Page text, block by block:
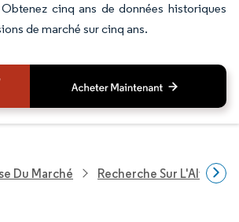
cinq ans de données historiques
de marché sur cinq ans.
Du Marché Recherche Sur